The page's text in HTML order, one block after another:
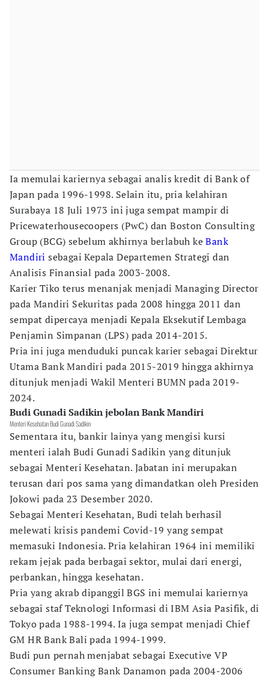
Ia memulai kariernya sebagai analis kredit di Bank of
Japan pada 1996-1998. Selain itu, pria kelahiran
Surabaya 18 Juli 1973 ini juga sempat mampir di
Pricewaterhousecoopers (PwC) dan Boston Consulting
Group (BCG) sebelum akhirnya berlabuh keBank
Mandiri sebagai Kepala Departemen Strategi dan
Analisis Finansial pada 2003-2008.
Karier Tiko terus menanjak menjadi Managing Director
pada Mandiri Sekuritas pada 2008 hingga 2011 dan
sempat dipercaya menjadi Kepala Eksekutif Lembaga
Penjamin Simpanan (LPS) pada 2014-2015.
Pria ini juga menduduki puncak karier sebagai Direktur
Utama Bank Mandiri pada 2015-2019 hingga akhirnya
ditunjuk menjadi Wakil Menteri BUMN pada 2019-
2024.
Budi Gunadi Sadikin jebolan Bank Mandiri
Menteri Kesehatan Budi Gunadi Sadikin
Sementara itu, bankir lainya yang mengisi kursi
menteri ialah Budi Gunadi Sadikin yang ditunjuk
sebagai Menteri Kesehatan. Jabatan ini merupakan
terusan dari pos sama yang dimandatkan oleh Presiden
Jokowi pada 23 Desember 2020.
Sebagai Menteri Kesehatan, Budi telah berhasil
melewati krisis pandemi Covid-19 yang sempat
memasuki Indonesia. Pria kelahiran 1964 ini memiliki
rekam jejak pada berbagai sektor, mulai dari energi,
perbankan, hingga kesehatan.
Pria yang akrab dipanggil BGS ini memulai kariernya
sebagai staf Teknologi Informasi di IBM Asia Pasifik, di
Tokyo pada 1988-1994. Ia juga sempat menjadi Chief
GM HR Bank Bali pada 1994-1999.
Budi pun pernah menjabat sebagai Executive VP
Consumer Banking Bank Danamon pada 2004-2006